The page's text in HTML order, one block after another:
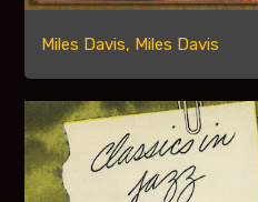
Miles Davis, Miles Davis